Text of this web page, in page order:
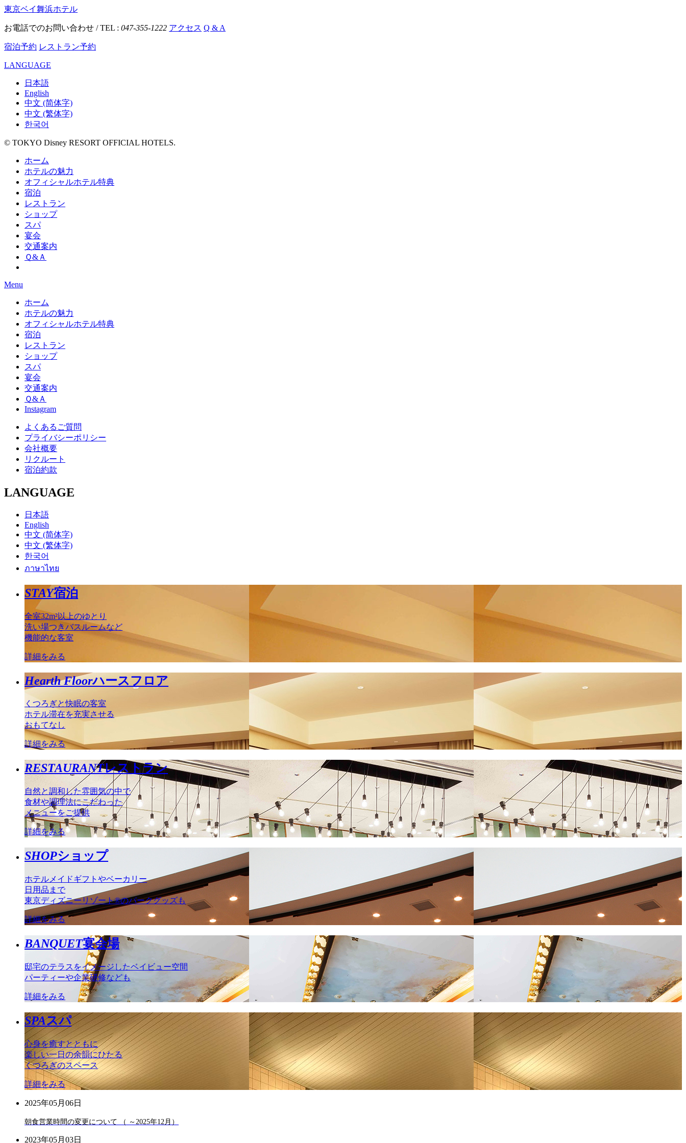
東京ベイ舞浜ホテル
お電話でのお問い合わせ / TEL : 047-355-1222 アクセス Q & A
宿泊予約 レストラン予約
LANGUAGE
日本語
English
中文 (简体字)
中文 (繁体字)
한국어
© TOKYO Disney RESORT OFFICIAL HOTELS.
ホーム
ホテルの魅力
オフィシャルホテル特典
宿泊
レストラン
ショップ
スパ
宴会
交通案内
Ｑ&Ａ
Menu
ホーム
ホテルの魅力
オフィシャルホテル特典
宿泊
レストラン
ショップ
スパ
宴会
交通案内
Ｑ&Ａ
Instagram
よくあるご質問
プライバシーポリシー
会社概要
リクルート
宿泊約款
LANGUAGE
日本語
English
中文 (简体字)
中文 (繁体字)
한국어
ภาษาไทย
STAY宿泊
全室32m²以上のゆとり
洗い場つきバスルームなど
機能的な客室
詳細をみる
Hearth Floorハースフロア
くつろぎと快眠の客室
ホテル滞在を充実させる
おもてなし
詳細をみる
RESTAURANTレストラン
自然と調和した雰囲気の中で
食材や調理法にこだわった
メニューをご提供
詳細をみる
SHOPショップ
ホテルメイドギフトやベーカリー
日用品まで
東京ディズニーリゾート®のパークグッズも
詳細をみる
BANQUET宴会場
邸宅のテラスをイメージしたベイビュー空間
パーティーや企業研修なども
詳細をみる
SPAスパ
心身を癒すとともに
楽しい一日の余韻にひたる
くつろぎのスペース
詳細をみる
2025年05月06日
朝食営業時間の変更について （ ～2025年12月）
2023年05月03日